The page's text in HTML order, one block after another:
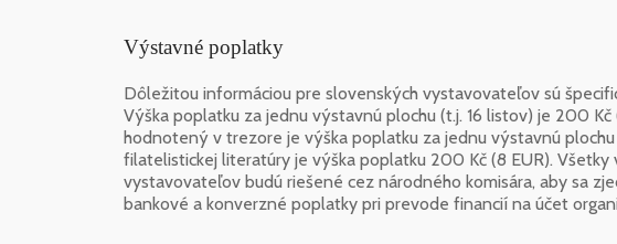
Výstavné poplatky
Dôležitou informáciou pre slovenských vystavovateľov sú
Výška poplatku za jednu výstavnú plochu (t.j. 16 listov) je 200
hodnotený v trezore je výška poplatku za jednu výstavnú
filatelistickej literatúry je výška poplatku 200 Kč (8 EUR).
vystavovateľov budú riešené cez národného komisára, aby sa
bankové a konverzné poplatky pri prevode financií na účet